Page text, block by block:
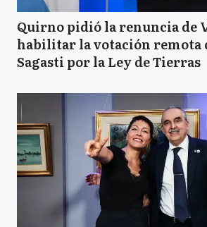
Quirno pidió la renuncia
habilitar la votación remota
Sagasti por la Ley de Tierras